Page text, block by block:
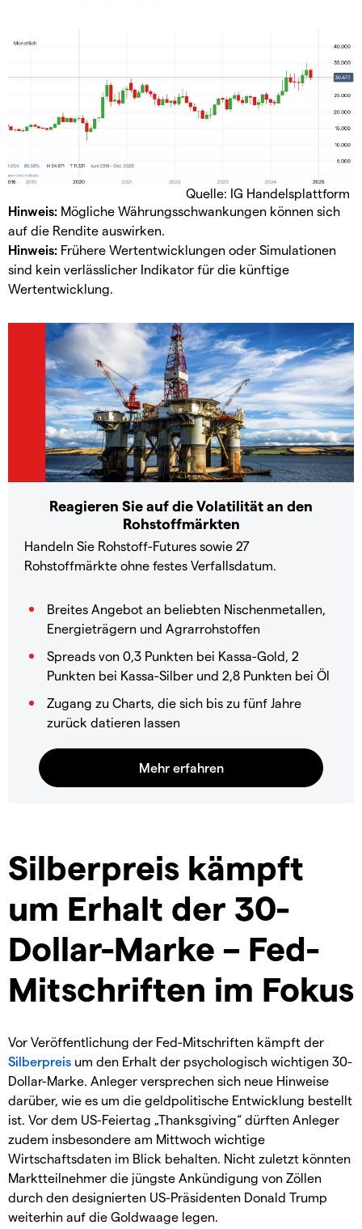
Quelle: IG Handelsplattform
Hinweis: Mögliche Währungsschwankungen können sich
auf die Rendite auswirken.
Hinweis: Frühere Wertentwicklungen oder Simulationen
sind kein verlässlicher Indikator für die künftige
Wertentwicklung.
Reagieren Sie auf die Volatilität an den
Rohstoffmärkten
Handeln Sie Rohstoff-Futures sowie 27
Rohstoffmärkte ohne festes Verfallsdatum.
Breites Angebot an beliebten Nischenmetallen,
Energieträgern und Agrarrohstoffen
Spreads von 0,3 Punkten bei Kassa-Gold, 2
Punkten bei Kassa-Silber und 2,8 Punkten bei Öl
Zugang zu Charts, die sich bis zu fünf Jahre
zurück datieren lassen
Silberpreis kämpft
um Erhalt der 30-
Dollar-Marke – Fed-
Mitschriften im Fokus
Vor Veröffentlichung der Fed-Mitschriften kämpft der
Silberpreis um den Erhalt der psychologisch wichtigen 30-
Dollar-Marke. Anleger versprechen sich neue Hinweise
darüber, wie es um die geldpolitische Entwicklung bestellt
ist. Vor dem US-Feiertag „Thanksgiving“ dürften Anleger
zudem insbesondere am Mittwoch wichtige
Wirtschaftsdaten im Blick behalten. Nicht zuletzt könnten
Marktteilnehmer die jüngste Ankündigung von Zöllen
durch den designierten US-Präsidenten Donald Trump
weiterhin auf die Goldwaage legen.